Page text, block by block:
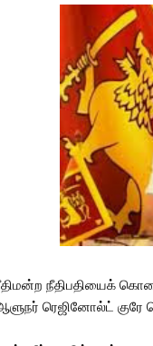
நீதி­ப­தி­யைக் கொலை
ரெஜி­னோல்ட் குரே